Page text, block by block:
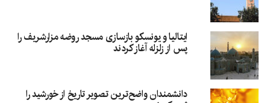
ایتالیا و یونسکو بازسازی مسجد روضه مزارشریف را
پس از زلزله آغاز کردند
دانشمندان واضح‌ترین تصویر تاریخ از خورشید را